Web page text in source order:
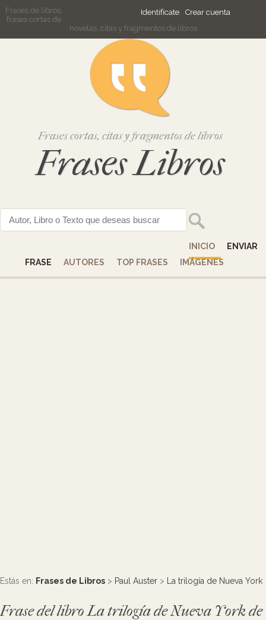
Identifícate Crear cuenta
Frases de libros,
frases cortas de
novelas, citas y fragmentos de libros
Frases cortas, citas y fragmentos de libros
Frases Libros
INICIO
ENVIAR
FRASE
AUTORES TOP FRASES IMÁGENES
Estás en: Frases de Libros > Paul Auster > La trilogía de Nueva York
Frase del libro La trilogía de Nueva York de